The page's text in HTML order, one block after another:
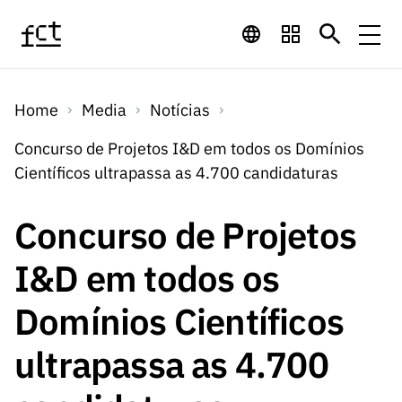
Financiamento
Programas de
Financiamento
Internacional
Prémios
LINKS
RÁPIDOS
Computaç
Científico
Projetos
I&D
Concursos
Concursos Previstos
Concursos Fechados
Calendário de
Concursos FCT 2026
RÁPIDOS
Científico
Projetos
I&D
Serviços
ServiçosServiços digitais:
Tecnologia para o
Conhecimento
Media
MediaNotícias
Notas de Imprensa
LINKS
RÁPIDOS
Sobre
Home Media
Notícias
Concurso de Projetos I&D em todos os Domínios
Científicos ultrapassa as 4.700 candidaturas
Concurso de Projetos
I&D em todos os
Domínios Científicos
ultrapassa as 4.700